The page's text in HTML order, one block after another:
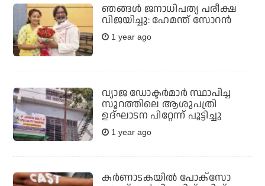
ഞങ്ങൾ ജനാധിപത്യ പരീക്ഷ
വിജയിച്ചു: ഹേമന്ത് സോറൻ
1 year ago
വ്യാജ ഡോക്ടര്‍മാര്‍ സ്ഥാപിച്ച
സൂറത്തിലെ ആശുപത്രി
ഉദ്ഘാടന പിറ്റേന്ന് പൂട്ടിച്ചു
1 year ago
കര്‍ണാടകയില്‍ പോക്‌സോ